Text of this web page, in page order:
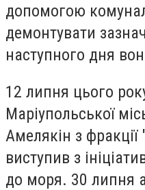
допомогою
демонтувати
наступного дня
12 липня цього
Маріупольської
Амелякін з
виступив з
до моря. 30 липня